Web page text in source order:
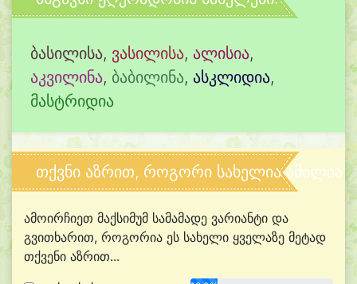
ბასილისა, ვასილისა, ალისია,
აკვილინა, ბაბილინა, ასკლიდია,
მასტრიდია
თქვნი აზრით, როგორი სახელია ამილია?
ამოირჩიეთ მაქსიმუმ სამამადე ვარიანტი და
გვითხარით, როგორია ეს სახელი ყველაზე მეტად
თქვენი აზრით...